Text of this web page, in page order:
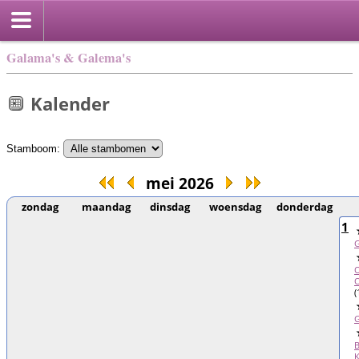
Galama's & Galema's
Kalender
Stamboom:
mei 2026
zondag maandag dinsdag woensdag donderdag
1